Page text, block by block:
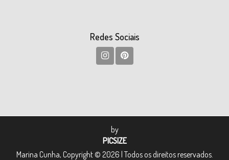
Redes Sociais
by
PICSIZE
Marina Cunha, Copyright © 2026 | Todos os direitos reservados.